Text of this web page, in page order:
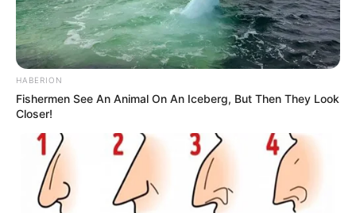
HABERION
Fishermen See An Animal On An Iceberg, But Then They Look
Closer!